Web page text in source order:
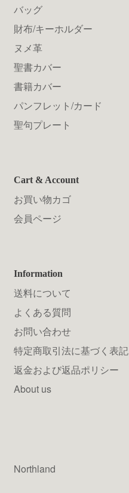
バッグ
財布/キーホルダー
ヌメ革
聖書カバー
書籍カバー
パンフレット/カード
聖句プレート
Cart & Account
お買い物カゴ
会員ページ
Information
送料について
よくある質問
お問い合わせ
特定商取引法に基づく表記
返金および返品ポリシー
About us
Northland